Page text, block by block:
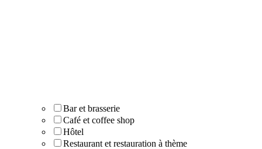
Bar et brasserie
Café et coffee shop
Hôtel
Restaurant et restauration à thème